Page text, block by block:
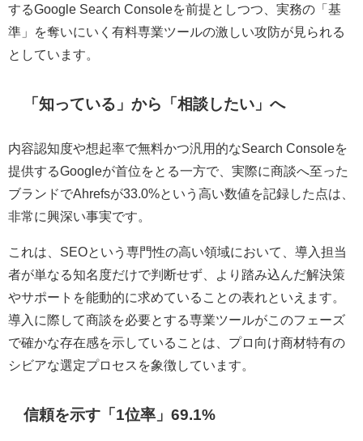
するGoogle Search Consoleを前提としつつ、実務の「基
準」を奪いにいく有料専業ツールの激しい攻防が見られる
としています。
「知っている」から「相談したい」へ
内容認知度や想起率で無料かつ汎用的なSearch Consoleを
提供するGoogleが首位をとる一方で、実際に商談へ至った
ブランドでAhrefsが33.0%という高い数値を記録した点は、
非常に興深い事実です。
これは、SEOという専門性の高い領域において、導入担当
者が単なる知名度だけで判断せず、より踏み込んだ解決策
やサポートを能動的に求めていることの表れといえます。
導入に際して商談を必要とする専業ツールがこのフェーズ
で確かな存在感を示していることは、プロ向け商材特有の
シビアな選定プロセスを象徴しています。
信頼を示す「1位率」69.1%